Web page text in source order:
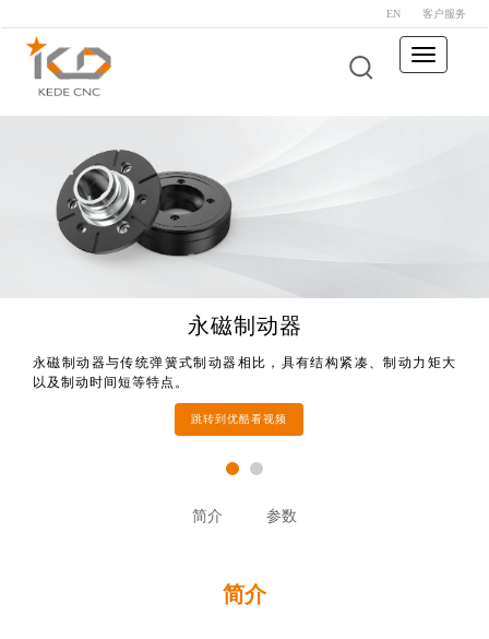
EN 客户服务
Toggle
navigation
永磁制动器
永磁制动器与传统弹簧式制动器相比，具有结构紧凑、制动力矩大
以及制动时间短等特点。
跳转到优酷看视频
KMC400S U
永磁制动器与传统弹簧式制动器相比，具有结构紧凑、制动力矩大
以及制动时间短等特点。
跳转到优酷看视频
简介 参数
简介